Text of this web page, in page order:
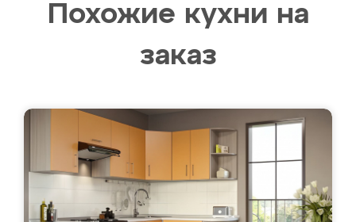
Похожие кухни на
заказ